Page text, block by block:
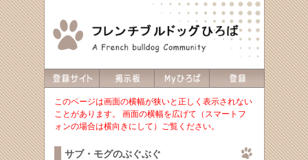
このページは画面の横幅が狭いと正しく表示されない
ことがあります。 画面の横幅を広げて（スマートフ
ォンの場合は横向きにして）ご覧ください。
サブ・モグのぶぐぶぐ